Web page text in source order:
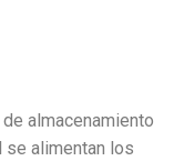
almacenamiento
se alimentan los